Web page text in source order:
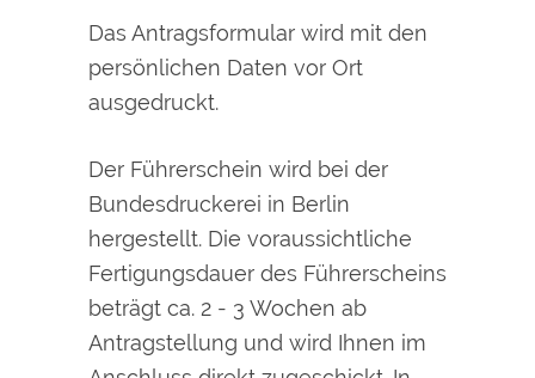
Das Antragsformular wird mit den
persönlichen Daten vor Ort
ausgedruckt.
Der Führerschein wird bei der
Bundesdruckerei in Berlin
hergestellt. Die voraussichtliche
Fertigungsdauer des Führerscheins
beträgt ca. 2 - 3 Wochen ab
Antragstellung und wird Ihnen im